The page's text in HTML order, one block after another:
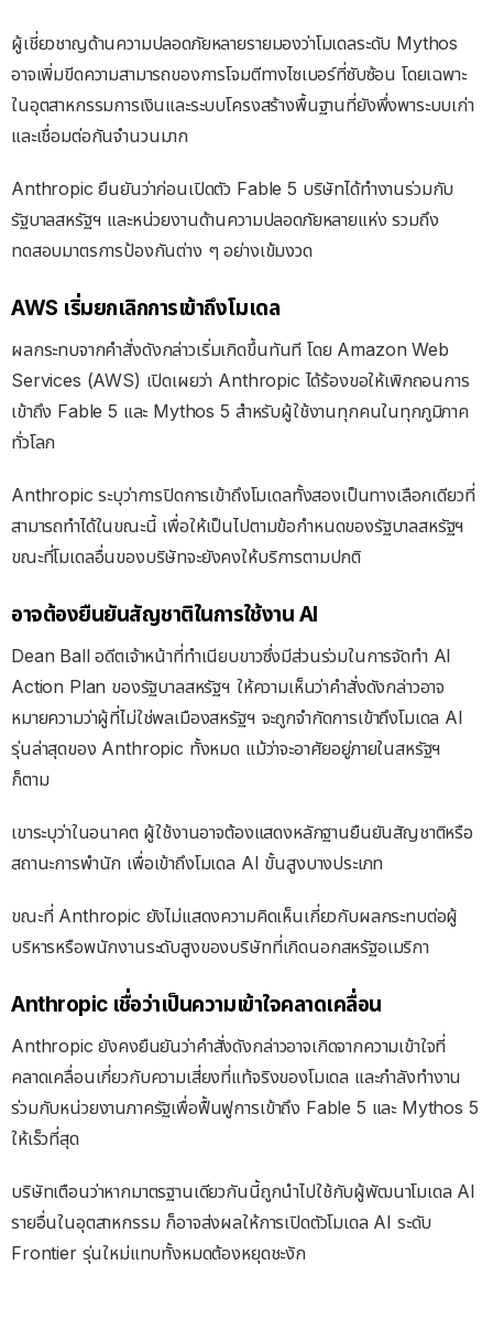
ผู้เชี่ยวชาญด้านความปลอดภัยหลายรายมองว่าโมเดลระดับ Mythos
อาจเพิ่มขีดความสามารถของการโจมตีทางไซเบอร์ที่ซับซ้อน โดยเฉพาะ
ในอุตสาหกรรมการเงินและระบบโครงสร้างพื้นฐานที่ยังพึ่งพาระบบเก่า
และเชื่อมต่อกันจำนวนมาก
Anthropic ยืนยันว่าก่อนเปิดตัว Fable 5 บริษัทได้ทำงานร่วมกับ
รัฐบาลสหรัฐฯ และหน่วยงานด้านความปลอดภัยหลายแห่ง รวมถึง
ทดสอบมาตรการป้องกันต่าง ๆ อย่างเข้มงวด
AWS เริ่มยกเลิกการเข้าถึงโมเดล
ผลกระทบจากคำสั่งดังกล่าวเริ่มเกิดขึ้นทันที โดย Amazon Web
Services (AWS) เปิดเผยว่า Anthropic ได้ร้องขอให้เพิกถอนการ
เข้าถึง Fable 5 และ Mythos 5 สำหรับผู้ใช้งานทุกคนในทุกภูมิภาค
ทั่วโลก
Anthropic ระบุว่าการปิดการเข้าถึงโมเดลทั้งสองเป็นทางเลือกเดียวที่
สามารถทำได้ในขณะนี้ เพื่อให้เป็นไปตามข้อกำหนดของรัฐบาลสหรัฐฯ
ขณะที่โมเดลอื่นของบริษัทจะยังคงให้บริการตามปกติ
อาจต้องยืนยันสัญชาติในการใช้งาน AI
Dean Ball อดีตเจ้าหน้าที่ทำเนียบขาวซึ่งมีส่วนร่วมในการจัดทำ AI
Action Plan ของรัฐบาลสหรัฐฯ ให้ความเห็นว่าคำสั่งดังกล่าวอาจ
หมายความว่าผู้ที่ไม่ใช่พลเมืองสหรัฐฯ จะถูกจำกัดการเข้าถึงโมเดล AI
รุ่นล่าสุดของ Anthropic ทั้งหมด แม้ว่าจะอาศัยอยู่ภายในสหรัฐฯ
ก็ตาม
เขาระบุว่าในอนาคต ผู้ใช้งานอาจต้องแสดงหลักฐานยืนยันสัญชาติหรือ
สถานะการพำนัก เพื่อเข้าถึงโมเดล AI ขั้นสูงบางประเภท
ขณะที่ Anthropic ยังไม่แสดงความคิดเห็นเกี่ยวกับผลกระทบต่อผู้
บริหารหรือพนักงานระดับสูงของบริษัทที่เกิดนอกสหรัฐอเมริกา
Anthropic เชื่อว่าเป็นความเข้าใจคลาดเคลื่อน
Anthropic ยังคงยืนยันว่าคำสั่งดังกล่าวอาจเกิดจากความเข้าใจที่
คลาดเคลื่อนเกี่ยวกับความเสี่ยงที่แท้จริงของโมเดล และกำลังทำงาน
ร่วมกับหน่วยงานภาครัฐเพื่อฟื้นฟูการเข้าถึง Fable 5 และ Mythos 5
ให้เร็วที่สุด
บริษัทเตือนว่าหากมาตรฐานเดียวกันนี้ถูกนำไปใช้กับผู้พัฒนาโมเดล AI
รายอื่นในอุตสาหกรรม ก็อาจส่งผลให้การเปิดตัวโมเดล AI ระดับ
Frontier รุ่นใหม่แทบทั้งหมดต้องหยุดชะงัก